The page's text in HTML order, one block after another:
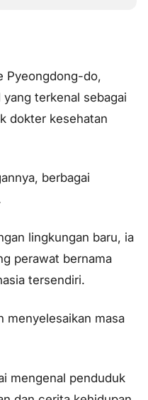
Pyeongdong-do,
terkenal sebagai
dokter kesehatan
berbagai
lingkungan baru, ia
perawat bernama
tersendiri.
menyelesaikan masa
mengenal penduduk